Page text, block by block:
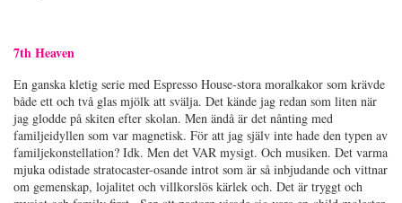
7th Heaven
En ganska kletig serie med Espresso House-stora moralkakor som krävde
både ett och två glas mjölk att svälja. Det kände jag redan som liten när
jag glodde på skiten efter skolan. Men ändå är det nånting med
familjeidyllen som var magnetisk. För att jag själv inte hade den typen av
familjekonstellation? Idk. Men det VAR mysigt. Och musiken. Det varma
mjuka odistade stratocaster-osande introt som är så inbjudande och vittnar
om gemenskap, lojalitet och villkorslös kärlek och. Det är tryggt och